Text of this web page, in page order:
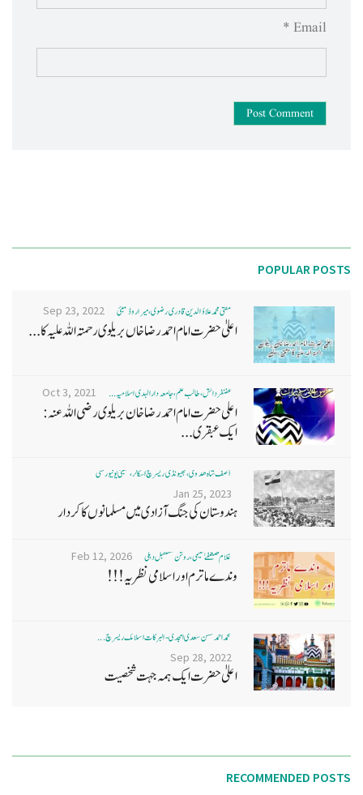
Email *
Post Comment
POPULAR POSTS
مفتی محمد علاؤ الدین قادری رضوی ، میرا روڈ ممبئی Sep 23, 2022
اعلیٰ حضرت امام احمد رضا خاں بر یلو ی رحمتہ اللہ علیہ کا...
غضنفر دانش، طالب علم، جامعہ دارالہدی اسلامیہ ... Oct 3, 2021
اعلی حضرت امام احمد رضا خان بریلوی رضی اللہ عنہ:
ایک عبقری...
آصف شاہ ھدوی، بھیونڈی ریسرچ اسکالر، ممبئی یونیورسٹی
Jan 25, 2023
ہندوستان کی جنگ آزادی میں مسلمانوں کا کردار
غلام مصطفےٰ نعیمی، روشن مستقبل دہلی Feb 12, 2026
وندے ماترم اور اسلامی نظریہ!!!
محمد احمد حسن سعدی امجدی - البرکات اسلامک ریسرچ ...
Sep 28, 2022
اعلیٰ حضرت ایک ہمہ جہت شخصیت
RECOMMENDED POSTS